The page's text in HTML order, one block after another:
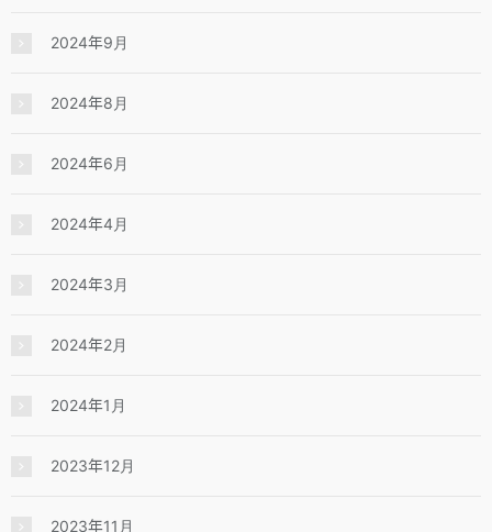
2024年9月
2024年8月
2024年6月
2024年4月
2024年3月
2024年2月
2024年1月
2023年12月
2023年11月